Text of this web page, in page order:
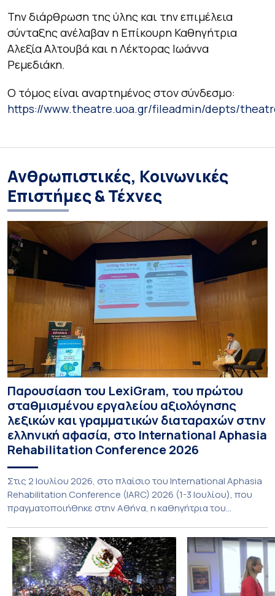
Την διάρθρωση της ύλης και την επιμέλεια
σύνταξης ανέλαβαν η Επίκουρη Καθηγήτρια
Αλεξία Αλτουβά και η Λέκτορας Ιωάννα
Ρεμεδιάκη.
Ο τόμος είναι αναρτημένος στον σύνδεσμο:
https://www.theatre.uoa.gr/fileadmin/depts/
Ανθρωπιστικές, Κοινωνικές
Επιστήμες & Τέχνες
Παρουσίαση του LexiGram, του πρώτου
σταθμισμένου εργαλείου αξιολόγησης
λεξικών και γραμματικών διαταραχών στην
ελληνική αφασία, στο International Aphasia
Rehabilitation Conference 2026
Στις 2 Ιουλίου 2026, στο πλαίσιο του International Aphasia
Rehabilitation Conference (IARC) 2026 (1-3 Ιουλίου), που
πραγματοποιήθηκε στην Αθήνα, η καθηγήτρια του
Πανεπιστημίου Αθηνών, Σπυριδούλα Βαρλοκώστα,
παρουσίασε το LexiGram, ένα καινοτόμο, σταθμισμένο
εργαλείο αξιολόγησης των λεξικών και γραμματικών
διαταραχών σε ελληνόφωνους ασθενείς με αφασία. Η
αφασία είναι επίκτητη γλωσσική […]